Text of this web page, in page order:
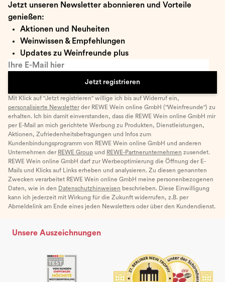
Jetzt unseren Newsletter abonnieren und Vorteile
genießen:
Aktionen und Neuheiten
Weinwissen & Empfehlungen
Updates zu Weinfreunde plus
Ihre E-Mail hier
Jetzt registrieren
Mit Klick auf "Jetzt registrieren" willige ich bis auf Widerruf ein,
personalisierte Newsletter der REWE Wein online GmbH ("Weinfreunde") zu
erhalten. Ich bin damit einverstanden, dass die REWE Wein online GmbH mir
per E-Mail an mich gerichtete Werbung zu Produkten, Dienstleistungen,
Aktionen, Zufriedenheitsbefragungen und Infos zum
Kundenbindungsprogramm von REWE Wein online GmbH und anderen
Unternehmen der REWE Group und REWE-Partnerunternehmen zusendet.
REWE Wein online GmbH darf zur Werbeoptimierung die Öffnung der E-
Mails und Klicks auf Links erheben und analysieren. Zu diesen genannten
Zwecken verarbeitet REWE Wein online GmbH meine personenbezogenen
Daten, wie in den Datenschutzhinweisen beschrieben. Diese Einwilligung
kann ich jederzeit mit Wirkung für die Zukunft widerrufen, z.B. per
Abmeldelink am Ende eines jeden Newsletters oder über den Kundendienst.
Unsere Auszeichnungen